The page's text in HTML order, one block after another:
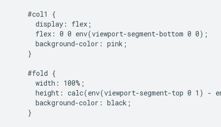
    #col1 {
      display: flex;
      flex: 0 0 env(viewport-segment-bottom 0 0);
      background-color: pink;
    }
    #fold {
      width: 100%;
height: calc(env(viewport-segment-top 0 1) -
      background-color: black;
    }